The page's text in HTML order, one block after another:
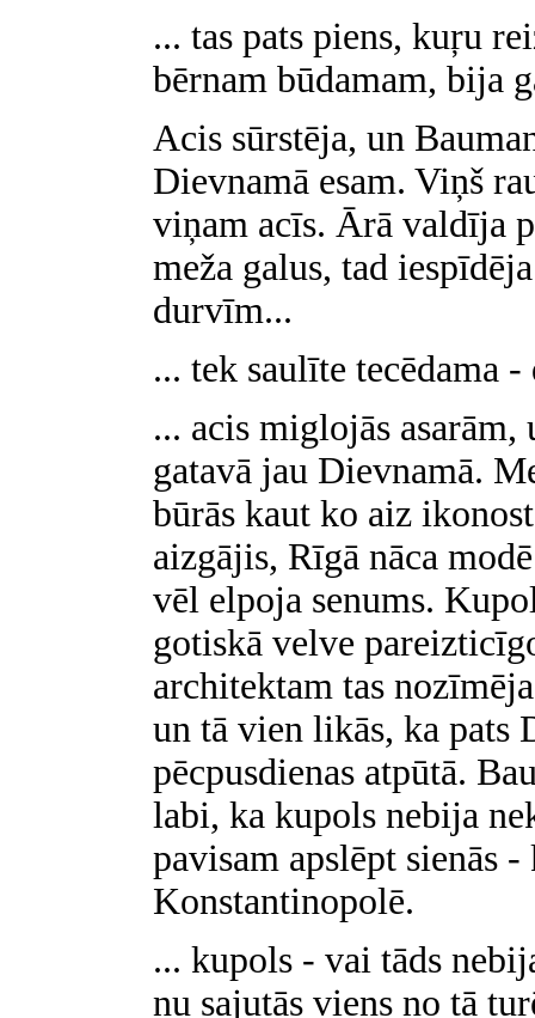
... tas pats piens, kuŗu
bērnam būdamam, bija
Acis sūrstēja, un
Dievnamā esam. Viņš
viņam acīs. Ārā valdīja
meža galus, tad
durvīm...
... tek saulīte tecēdama
... acis miglojās
gatavā jau Dievnamā.
būrās kaut ko aiz
aizgājis, Rīgā nāca
vēl elpoja senums.
gotiskā velve
architektam tas
un tā vien likās, ka pats
pēcpusdienas atpūtā.
labi, ka kupols nebija
pavisam apslēpt sienās
Konstantinopolē.
... kupols - vai tāds
nu sajutās viens no tā